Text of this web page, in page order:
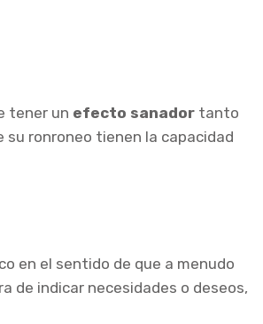
tener un efecto sanador tanto
su ronroneo tienen la capacidad
en el sentido de que a menudo
de indicar necesidades o deseos,